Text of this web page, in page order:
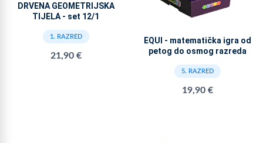
DRVENA GEOMETRIJSKA
TIJELA - set 12/1
1. RAZRED
21,90 €
EQUI - matematička igra od
petog do osmog razreda
5. RAZRED
19,90 €